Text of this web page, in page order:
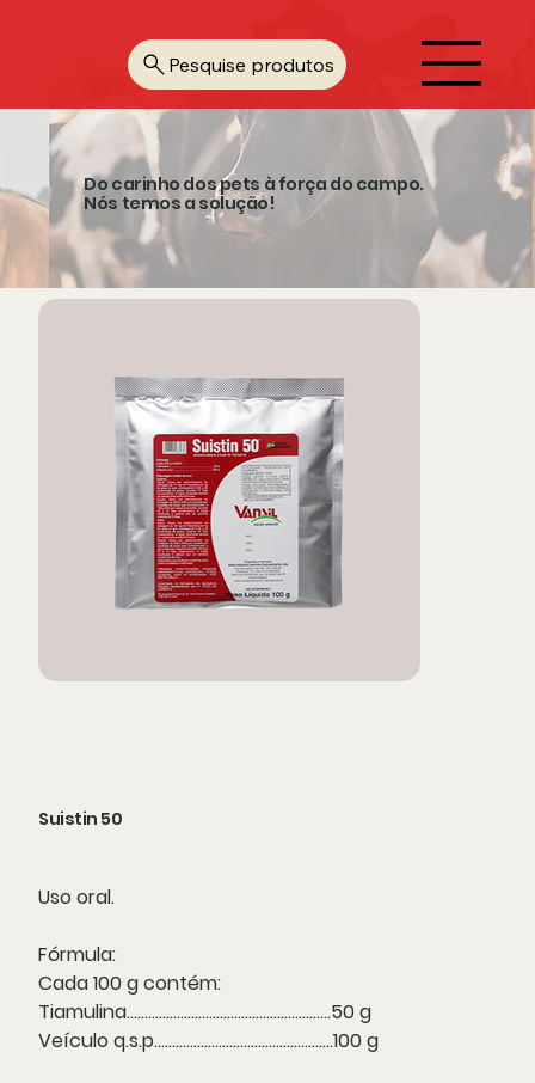
Pesquise produtos
Do carinho dos pets à força do campo.
Nós temos a solução!
Suistin 50
Uso oral.
Fórmula:
Cada 100 g contém:
Tiamulina.........................................................50 g
Veículo q.s.p..................................................100 g